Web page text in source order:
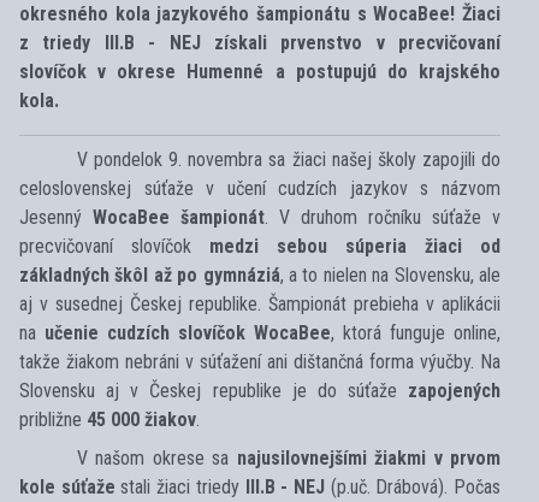
okresného kola jazykového šampionátu s WocaBee! Žiaci
z triedy III.B - NEJ získali prvenstvo v precvičovaní
slovíčok v okrese Humenné a postupujú do krajského
kola.
V pondelok 9. novembra sa žiaci našej školy zapojili do
celoslovenskej súťaže v učení cudzích jazykov s názvom
Jesenný WocaBee šampionát . V druhom ročníku súťaže v
precvičovaní slovíčok medzi sebou súperia žiaci od
základných škôl až po gymnáziá, a to nielen na Slovensku, ale
aj v susednej Českej republike. Šampionát prebieha v aplikácii
na učenie cudzích slovíčok WocaBee, ktorá funguje online,
takže žiakom nebráni v súťažení ani dištančná forma výučby. Na
Slovensku aj v Českej republike je do súťaže zapojených
približne 45 000 žiakov
V našom okrese sa najusilovnejšími žiakmi v prvom
kole súťaže stali žiaci triedy III.B - NEJ(p.uč. Drábová). Počas